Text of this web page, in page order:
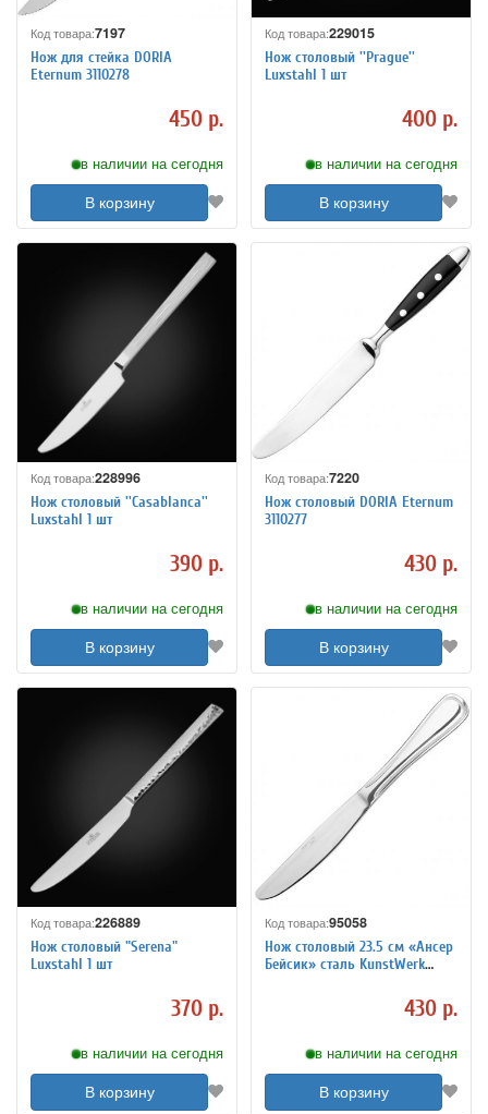
Код товара:7197
Нож для стейка DORIA
Eternum 3110278
450 р.
в наличии на сегодня
В корзину
Код товара:229015
Нож столовый ''Prague''
Luxstahl 1 шт
400 р.
в наличии на сегодня
В корзину
Код товара:228996
Нож столовый ''Casablanca''
Luxstahl 1 шт
390 р.
в наличии на сегодня
В корзину
Код товара:7220
Нож столовый DORIA Eternum
3110277
430 р.
в наличии на сегодня
В корзину
Код товара:226889
Нож столовый "Serena"
Luxstahl 1 шт
370 р.
в наличии на сегодня
В корзину
Код товара:95058
Нож столовый 23.5 см «Ансер
Бейсик» сталь KunstWerk
430 р.
в наличии на сегодня
В корзину